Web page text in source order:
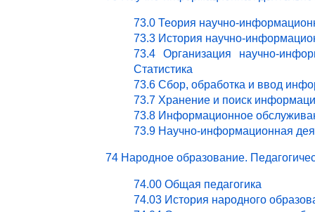
73.0 Теория научно-
73.3 История научно-
73.4 Организация научно-
Статистика
73.6 Сбор, обработка и ввод
73.7 Хранение и поиск
73.8 Информационное
73.9 Научно-информационная
74 Народное образование.
74.00 Общая педагогика
74.03 История народного